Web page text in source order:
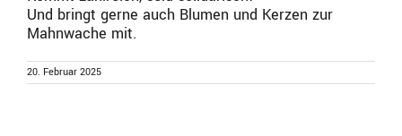
Und bringt gerne auch Blumen und Kerzen zur
Mahnwache mit.
20. Februar 2025